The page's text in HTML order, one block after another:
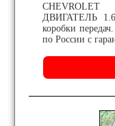
ДВИГАТЕЛЬ 1.6
коробки
по России с